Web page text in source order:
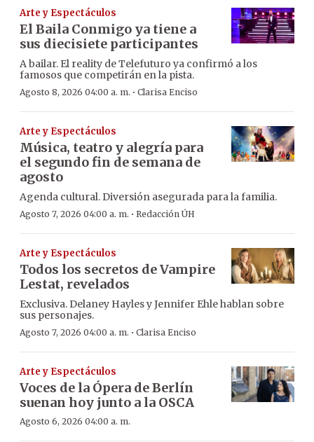
Arte y Espectáculos
El Baila Conmigo ya tiene a
sus diecisiete participantes
A bailar. El reality de Telefuturo ya confirmó a los
famosos que competirán en la pista.
Agosto 8, 2026 04:00 a. m. · Clarisa Enciso
Arte y Espectáculos
Música, teatro y alegría para
el segundo fin de semana de
agosto
Agenda cultural. Diversión asegurada para la familia.
Agosto 7, 2026 04:00 a. m. · Redacción ÚH
Arte y Espectáculos
Todos los secretos de Vampire
Lestat, revelados
Exclusiva. Delaney Hayles y Jennifer Ehle hablan sobre
sus personajes.
Agosto 7, 2026 04:00 a. m. · Clarisa Enciso
Arte y Espectáculos
Voces de la Ópera de Berlín
suenan hoy junto a la OSCA
Agosto 6, 2026 04:00 a. m.